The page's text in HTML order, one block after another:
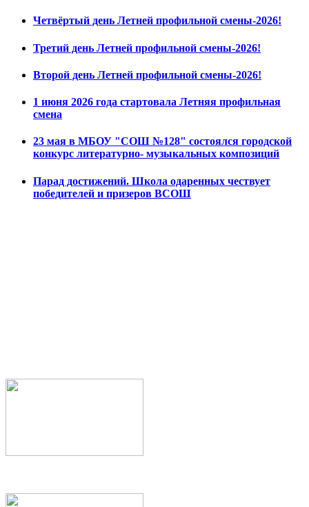
Четвёртый день Летней профильной смены-2026!
Третий день Летней профильной смены-2026!
Второй день Летней профильной смены-2026!
1 июня 2026 года стартовала Летняя профильная
смена
23 мая в МБОУ "СОШ №128" состоялся городской
конкурс литературно- музыкальных композиций
Парад достижений. Школа одаренных чествует
победителей и призеров ВСОШ